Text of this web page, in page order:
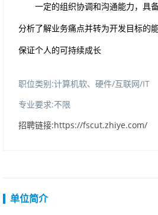
一定的组织协调和沟通能力，具
分析了解业务痛点并转为开发目标的
保证个人的可持续成长
职位类别:计算机软、硬件/互联网/IT
专业要求:不限
招聘链接:https://fscut.zhiye.com/
单位简介